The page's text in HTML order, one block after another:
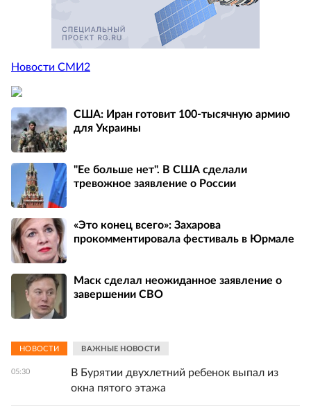
Новости СМИ2
США: Иран готовит 100-тысячную армию
для Украины
"Ее больше нет". В США сделали
тревожное заявление о России
«Это конец всего»: Захарова
прокомментировала фестиваль в Юрмале
Маск сделал неожиданное заявление о
завершении СВО
НОВОСТИ ВАЖНЫЕ НОВОСТИ
05:30
В Бурятии двухлетний ребенок выпал из
окна пятого этажа